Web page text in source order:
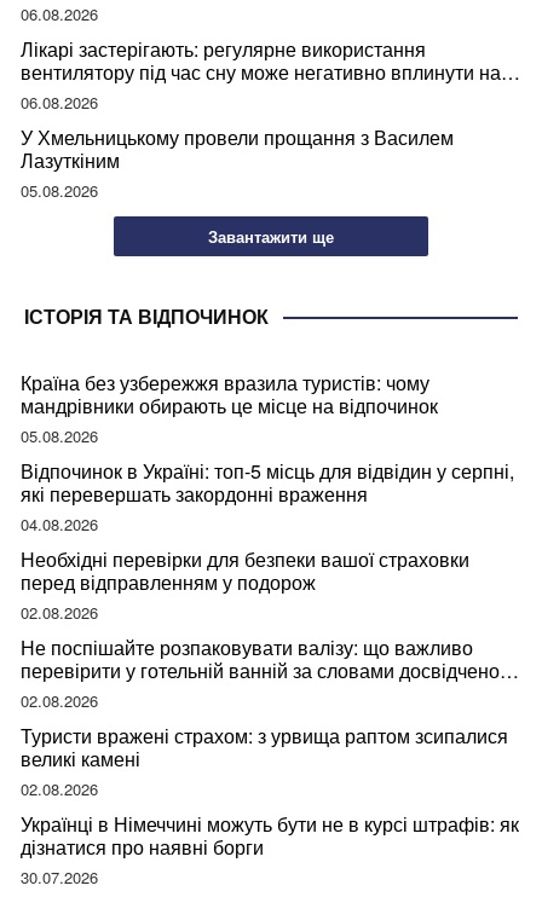
06.08.2026
Лікарі застерігають: регулярне використання
вентилятору під час сну може негативно вплинути на
ваше здоров’я
06.08.2026
У Хмельницькому провели прощання з Василем
Лазуткіним
05.08.2026
Завантажити ще
ІСТОРІЯ ТА ВІДПОЧИНОК
Країна без узбережжя вразила туристів: чому
мандрівники обирають це місце на відпочинок
05.08.2026
Відпочинок в Україні: топ-5 місць для відвідин у серпні,
які перевершать закордонні враження
04.08.2026
Необхідні перевірки для безпеки вашої страховки
перед відправленням у подорож
02.08.2026
Не поспішайте розпаковувати валізу: що важливо
перевірити у готельній ванній за словами досвідченої
мандрівниці
02.08.2026
Туристи вражені страхом: з урвища раптом зсипалися
великі камені
02.08.2026
Українці в Німеччині можуть бути не в курсі штрафів: як
дізнатися про наявні борги
30.07.2026